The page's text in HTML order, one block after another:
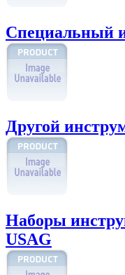
Специальный
Другой
Наборы
USAG